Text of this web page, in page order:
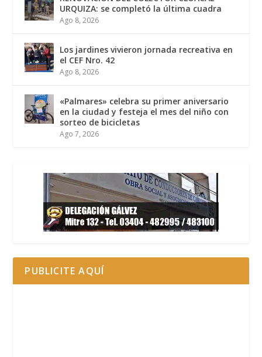
URQUIZA: se completó la última cuadra
Ago 8, 2026
Los jardines vivieron jornada recreativa en
el CEF Nro. 42
Ago 8, 2026
«Palmares» celebra su primer aniversario
en la ciudad y festeja el mes del niño con
sorteo de bicicletas
Ago 7, 2026
PUBLICITE AQUÍ